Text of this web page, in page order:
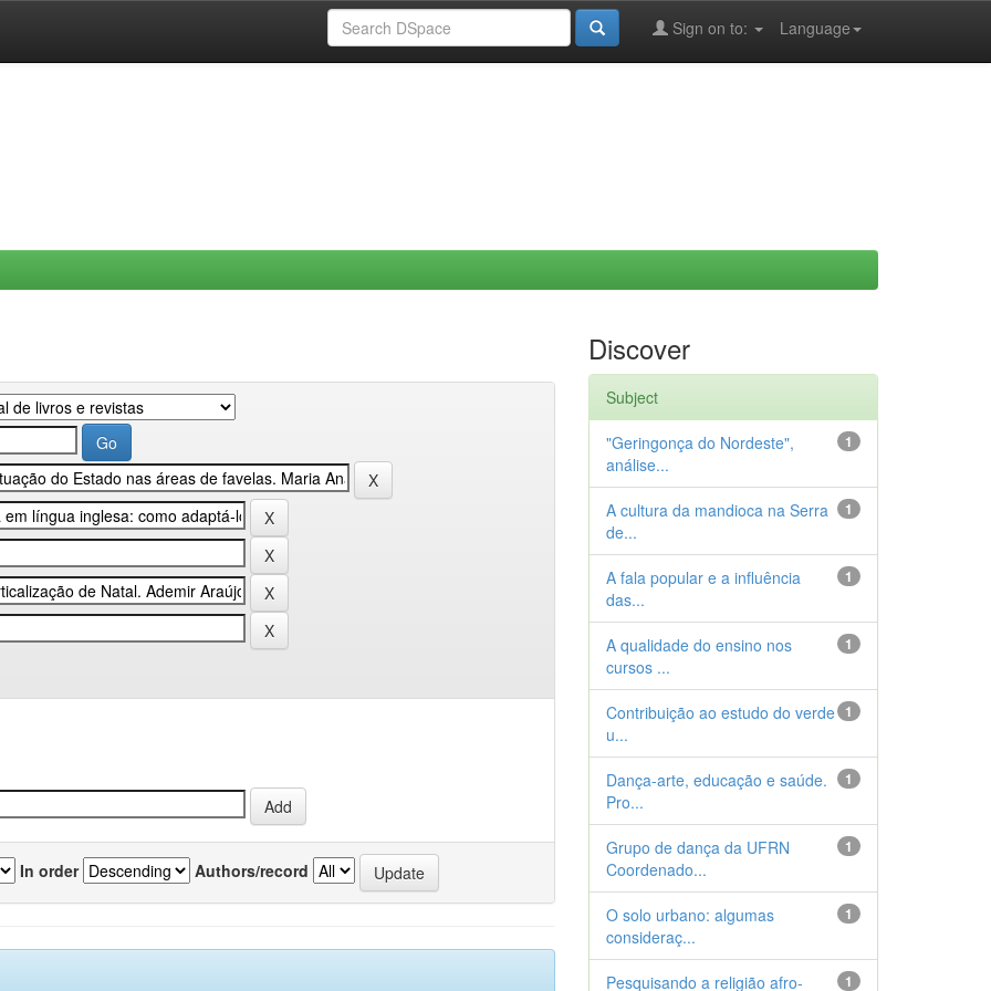
Language
Sign on to:
In order Authors/record
Discover
Subject
1
"Geringonça do Nordeste",
análise...
1
A cultura da mandioca na Serra
de...
1
A fala popular e a influência
das...
1
A qualidade do ensino nos
cursos ...
1
Contribuição ao estudo do verde
u...
1
Dança-arte, educação e saúde.
Pro...
1
Grupo de dança da UFRN
Coordenado...
1
O solo urbano: algumas
consideraç...
1
Pesquisando a religião afro-